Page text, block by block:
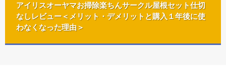
アイリスオーヤマお掃除楽ちんサークル屋根セット仕切
なしレビュー＜メリット・デメリットと購入１年後に使
わなくなった理由＞